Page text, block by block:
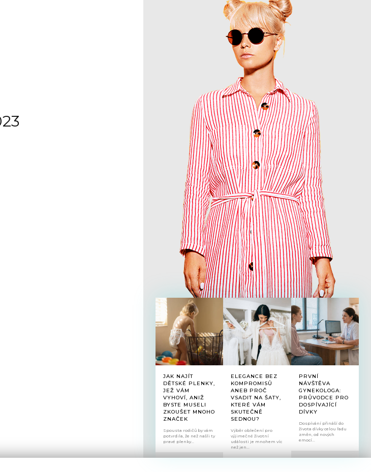
JAK NAJÍT
DĚTSKÉ PLENKY,
JEŽ VÁM
VYHOVÍ, ANIŽ
BYSTE MUSELI
ZKOUŠET MNOHO
ZNAČEK
Spousta rodičů by vám
potvrdila, že než našli ty
pravé plenky...
ELEGANCE BEZ
KOMPROMISŮ
ANEB PROČ
VSADIT NA ŠATY,
KTERÉ VÁM
SKUTEČNĚ
SEDNOU?
Výběr oblečení pro
výjimečné životní
události je mnohem víc
než jen...
PRVNÍ
NÁVŠTĚVA
GYNEKOLOGA:
PRŮVODCE PRO
DOSPÍVAJÍCÍ
DÍVKY
Dospívání přináší do
života dívky celou řadu
změn, od nových
emocí...